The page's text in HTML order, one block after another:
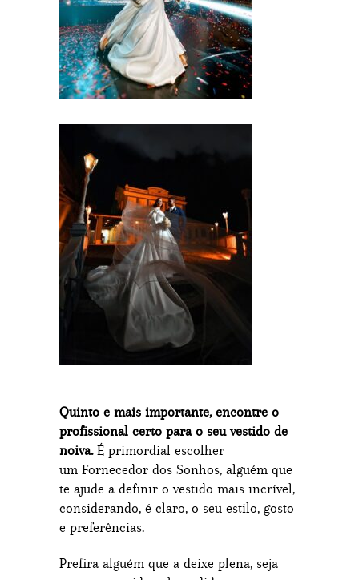
Quinto e mais importante, encontre o
profissional certo para o seu vestido de
noiva.É primordial escolher
um Fornecedor dos Sonhos, alguém que
te ajude a definir o vestido mais incrível,
considerando, é claro, o seu estilo, gosto
e preferências.
Prefira alguém que a deixe plena, seja